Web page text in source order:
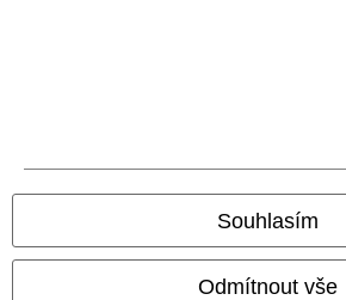
Souhlasím
Odmítnout vše
Prohlášení
Likvidace odpadu a ochrana životního